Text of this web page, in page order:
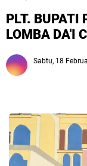
PLT. BUPATI
LOMBA DA'I
Sabtu, 18